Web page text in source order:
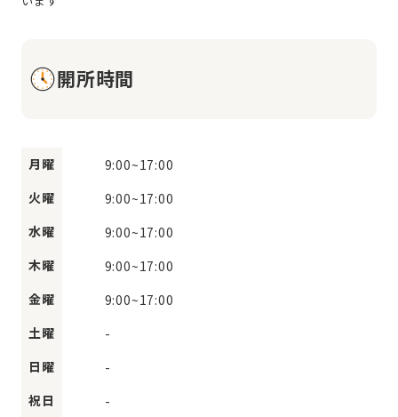
開所時間
月曜 9:00~17:00
火曜
9:00~17:00
水曜
9:00~17:00
木曜
9:00~17:00
金曜
9:00~17:00
土曜
-
日曜
-
祝日
-